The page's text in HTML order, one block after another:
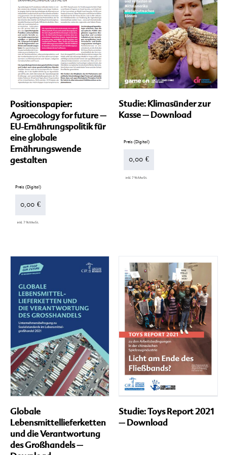
Positionspapier:
Agroecology for future –
EU-Ernährungspolitik für
eine globale
Ernährungswende
gestalten
0,00 €
inkl. 7 % MwSt.
Studie: Klimasünder zur
Kasse – Download
0,00 €
inkl. 7 % MwSt.
Globale
Lebensmittellieferketten
und die Verantwortung
des Großhandels –
Studie: Toys Report 2021
– Download